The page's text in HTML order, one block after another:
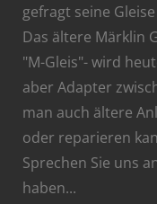
gefragt seine
Das ältere Märklin
"M-Gleis"- wird
aber Adapter
man auch ältere
oder reparieren
Sprechen Sie uns
haben...